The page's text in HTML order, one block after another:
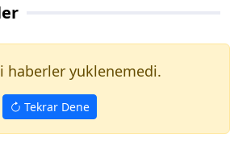
haberler yuklenemedi.
Tekrar Dene